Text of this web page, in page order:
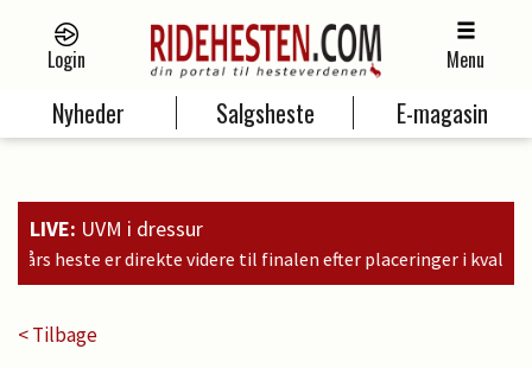
Login Menu
Nyheder Salgsheste E-magasin
LIVE: UVM i dressur
finalen efter placeringer i kvalifikationen som nr. 6, 9 og 11
< Tilbage